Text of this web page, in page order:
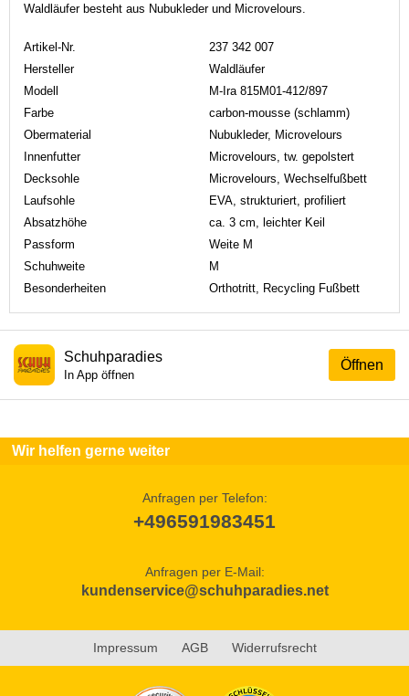
Waldläufer besteht aus Nubukleder und Microvelours.
Artikel-Nr.
237 342 007
Hersteller
Waldläufer
Modell
M-Ira 815M01-412/897
Farbe
carbon-mousse (schlamm)
Obermaterial
Nubukleder, Microvelours
Innenfutter
Microvelours, tw. gepolstert
Decksohle
Microvelours, Wechselfußbett
Laufsohle
EVA, strukturiert, profiliert
Absatzhöhe
ca. 3 cm, leichter Keil
Passform
Weite M
Schuhweite
M
Besonderheiten
Orthotritt, Recycling Fußbett
Öffnen
Schuhparadies
In App öffnen
Wir helfen gerne weiter
Anfragen per Telefon:
+496591983451
Anfragen per E-Mail:
kundenservice@schuhparadies.net
Impressum AGB Widerrufsrecht